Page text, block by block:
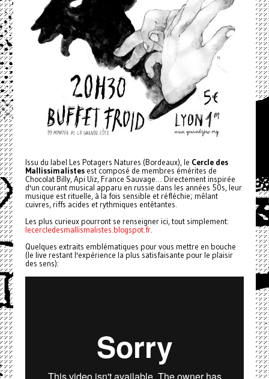
Issu du label Les Potagers Natures (Bordeaux), le Cercle des
Mallissimalistesest composé de membres émérites de
Chocolat Billy, Api Uiz, France Sauvage… Directement inspirée
d'un courant musical apparu en russie dans les années 50s, leur
musique est rituelle, à la fois sensible et réfléchie; mêlant
cuivres, riffs acides et rythmiques entêtantes.
Les plus curieux pourront se renseigner ici, tout simplement:
lecercledesmallismalistes.blogspot.fr.
Quelques extraits emblématiques pour vous mettre en bouche
(le live restant l'expérience la plus satisfaisante pour le plaisir
des sens):